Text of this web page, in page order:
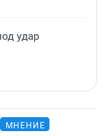
удар
МНЕНИЕ